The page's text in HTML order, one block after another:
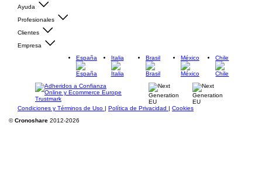
Ayuda
Profesionales
Clientes
Empresa
España
Italia Brasil México Chile
Condiciones y Términos de Uso | Política de Privacidad | Cookies
©Cronoshare 2012-2026